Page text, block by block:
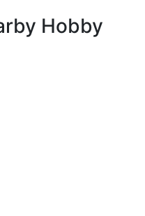
Hobby